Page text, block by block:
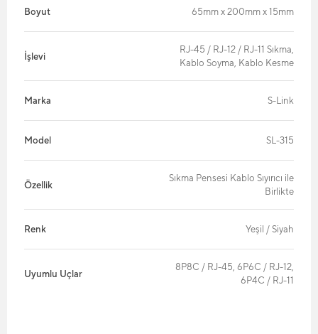
Boyut 65mm x 200mm x 15mm
İşlevi
RJ-45 / RJ-12 / RJ-11 Sıkma,
Kablo Soyma, Kablo Kesme
Marka S-Link
Model SL-315
Özellik
Sıkma Pensesi Kablo Sıyırıcı ile
Birlikte
Renk Yeşil / Siyah
Uyumlu Uçlar
8P8C / RJ-45, 6P6C / RJ-12,
6P4C / RJ-11